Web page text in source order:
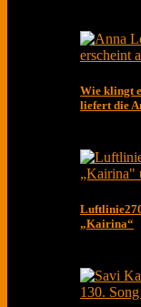
Wie klingt
liefert die
„Kairina“